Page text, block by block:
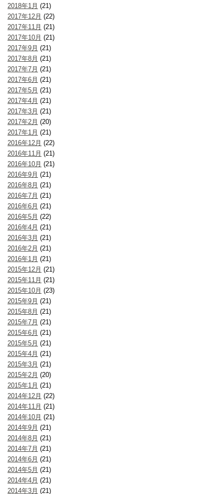
2018年1月 (21)
2017年12月 (22)
2017年11月 (21)
2017年10月 (21)
2017年9月 (21)
2017年8月 (21)
2017年7月 (21)
2017年6月 (21)
2017年5月 (21)
2017年4月 (21)
2017年3月 (21)
2017年2月 (20)
2017年1月 (21)
2016年12月 (22)
2016年11月 (21)
2016年10月 (21)
2016年9月 (21)
2016年8月 (21)
2016年7月 (21)
2016年6月 (21)
2016年5月 (22)
2016年4月 (21)
2016年3月 (21)
2016年2月 (21)
2016年1月 (21)
2015年12月 (21)
2015年11月 (21)
2015年10月 (23)
2015年9月 (21)
2015年8月 (21)
2015年7月 (21)
2015年6月 (21)
2015年5月 (21)
2015年4月 (21)
2015年3月 (21)
2015年2月 (20)
2015年1月 (21)
2014年12月 (22)
2014年11月 (21)
2014年10月 (21)
2014年9月 (21)
2014年8月 (21)
2014年7月 (21)
2014年6月 (21)
2014年5月 (21)
2014年4月 (21)
2014年3月 (21)